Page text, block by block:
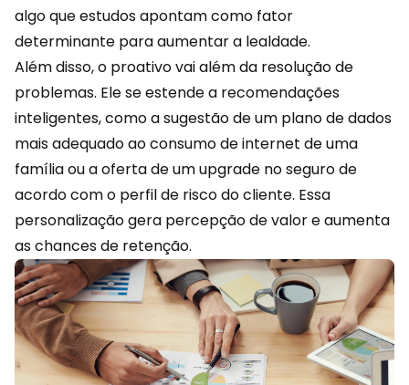
algo que estudos apontam como fator
determinante para aumentar a lealdade.
Além disso, o proativo vai além da resolução de
problemas. Ele se estende a recomendações
inteligentes, como a sugestão de um plano de dados
mais adequado ao consumo de internet de uma
família ou a oferta de um upgrade no seguro de
acordo com o perfilde risco do cliente. Essa
personalização gera percepção de valor e aumenta
as chances de retenção.